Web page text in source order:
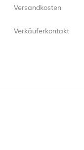
Versandkosten
Verkäuferkontakt